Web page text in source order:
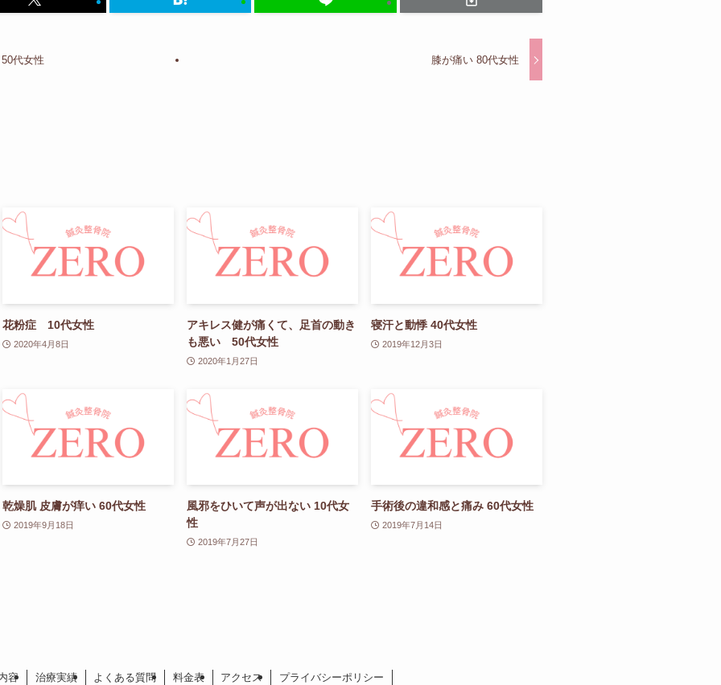
代女性 膝が痛い 80代女性
花粉症 10代女性
2020年4月8日
アキレス健が痛くて、足首の動き
も悪い 50代女性
2020年1月27日
寝汗と動悸 40代女性
2019年12月3日
乾燥肌 皮膚が痒い 60代女性
2019年9月18日
風邪をひいて声が出ない 10代女
性
2019年7月27日
手術後の違和感と痛み 60代女性
2019年7月14日
容 治療実績 よくある質問 料金表 アクセス プライバシーポリシー